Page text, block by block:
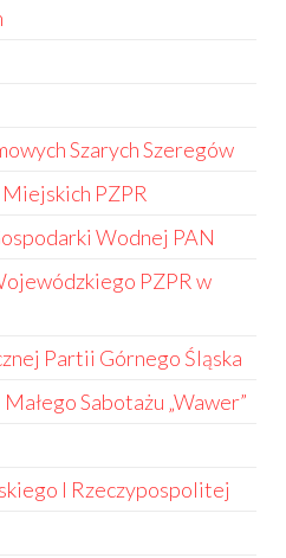
Szarych Szeregów
PZPR
Wodnej PAN
PZPR w
Partii Górnego Śląska
Sabotażu „Wawer”
I Rzeczypospolitej